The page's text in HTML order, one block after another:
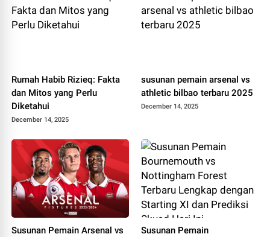
Rumah Habib Rizieq: Fakta
dan Mitos yang Perlu
Diketahui
December 14, 2025
susunan pemain arsenal vs
athletic bilbao terbaru 2025
December 14, 2025
Susunan Pemain Arsenal vs
Susunan Pemain